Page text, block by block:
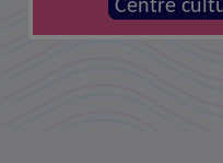
Centre
MJC -